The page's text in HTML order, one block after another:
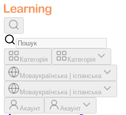
Категорія Категорія
Моваукраїнська іспанська
Моваукраїнська іспанська
Акаунт Акаунт